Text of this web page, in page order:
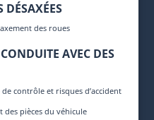
DÉSAXÉES
des roues
AVEC DES
contrôle et risques d’accident
des pièces du véhicule